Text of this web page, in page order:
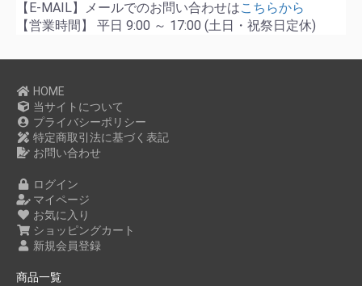
【E-MAIL】メールでのお問い合わせはこちらから
【営業時間】 平日 9:00 ～ 17:00 (土日・祝祭日定休)
HOME
当サイトについて
プライバシーポリシー
特定商取引法に基づく表記
お問い合わせ
ログイン
マイページ
お気に入り
ショッピングカート
新規会員登録
商品一覧